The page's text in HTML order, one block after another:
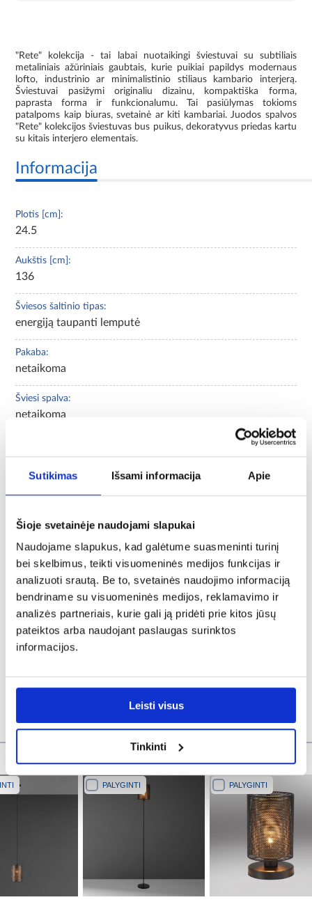
Sutikimas Išsami informacija Apie
Šioje svetainėje naudojami slapukai
Naudojame slapukus, kad galėtume suasmeninti turinį
bei skelbimus, teikti visuomeninės medijos funkcijas ir
analizuoti srautą. Be to, svetainės naudojimo informaciją
bendriname su visuomeninės medijos, reklamavimo ir
analizės partneriais, kurie gali ją pridėti prie kitos jūsų
pateiktos arba naudojant paslaugas surinktos
informacijos.
Leisti visus
Tinkinti
"Rete" kolekcija - tai labai nuotaikingi šviestuvai su subtiliais
metaliniais ažūriniais gaubtais, kurie puikiai papildys modernaus
lofto, industrinio ar minimalistinio stiliaus kambario interjerą.
Šviestuvai pasižymi originaliu dizainu, kompaktiška forma,
paprasta forma ir funkcionalumu. Tai pasiūlymas tokioms
patalpoms kaip biuras, svetainė ar kiti kambariai. Juodos spalvos
"Rete" kolekcijos šviestuvas bus puikus, dekoratyvus priedas kartu
su kitais interjero elementais.
Informacija
Plotis [cm]:
24.5
Aukštis [cm]:
136
Šviesos šaltinio tipas:
energiją taupanti lemputė
Pakaba:
netaikoma
Šviesi spalva:
netaikoma
netaikoma
E27
Šviesos taškų skaičius:
1
Apsaugos klasė:
II
Pirkėjai, pirkę šią prekę, taip pat įsigijo
PALYGINTI PALYGINTI